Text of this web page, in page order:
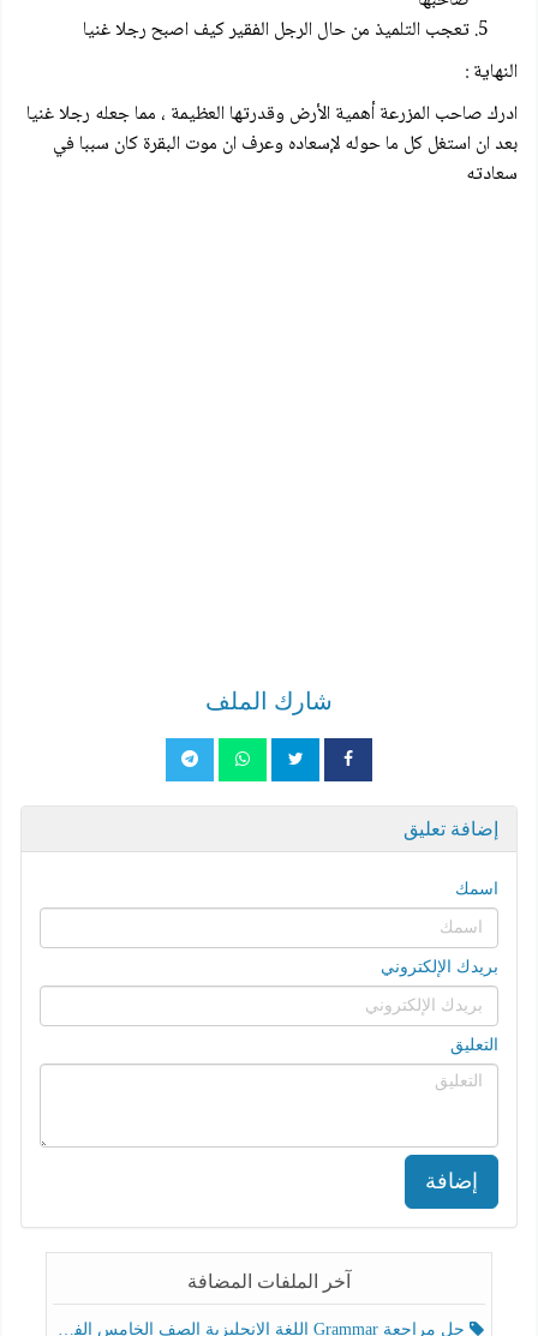
تعجب التلميذ من حال الرجل الفقير كيف اصبح رجلا غنيا
النهاية :
ادرك صاحب المزرعة أهمية الأرض وقدرتها العظيمة ، مما جعله رجلا غنيا
بعد ان استغل كل ما حوله لإسعاده وعرف ان موت البقرة كان سببا في
سعادته
شارك الملف
إضافة تعليق
اسمك
بريدك الإلكتروني
التعليق
إضافة
آخر الملفات المضافة
حل مراجعة Grammar اللغة الإنجليزية الصف الخامس الفصل الثالث